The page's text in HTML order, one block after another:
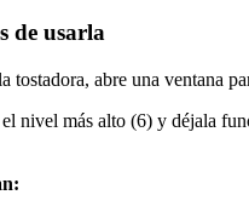
de usarla
tostadora, abre una ventana
nivel más alto (6) y déjala